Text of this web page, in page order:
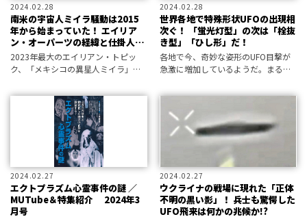
2024.02.28
南米の宇宙人ミイラ騒動は2015
年から始まっていた！ エイリア
ン・オーパーツの経緯と仕掛人マ
ウサンの疑惑／羽仁礼
2023年最大のエイリアン・トピッ
ク、「メキシコの異星人ミイラ」
のだ。2015年に遡る、「いわくのミ
イラ」の経緯を調査した。
2024.02.28
世界各地で特殊形状UFOの出現相
次ぐ！ 「蛍光灯型」の次は「栓抜
き型」「ひし形」だ！
各地で今、奇妙な姿形のUFO目撃が
急激に増加しているようだ。まるで
に対抗するかのようだが――!?
2024.02.27
エクトプラズム心霊事件の謎 ／
MUTube＆特集紹介 2024年3
月号
2024.02.27
ウクライナの戦場に現れた「正体
不明の黒い影」！ 兵士も驚愕した
UFO飛来は何かの兆候か!?